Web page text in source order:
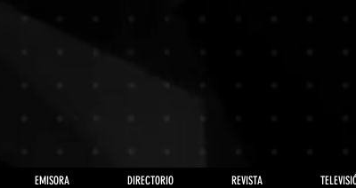
EMISORA DIRECTORIO REVISTA